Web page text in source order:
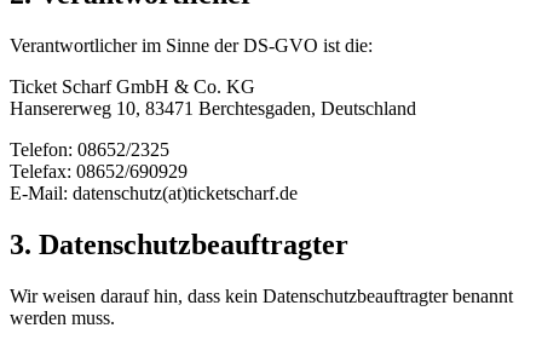
Verantwortlicher im Sinne der DS-GVO ist die:
Ticket Scharf GmbH & Co. KG
Hansererweg 10, 83471 Berchtesgaden, Deutschland
Telefon: 08652/2325
Telefax: 08652/690929
E-Mail: datenschutz(at)ticketscharf.de
3. Datenschutzbeauftragter
Wir weisen darauf hin, dass kein Datenschutzbeauftragter benannt
werden muss.